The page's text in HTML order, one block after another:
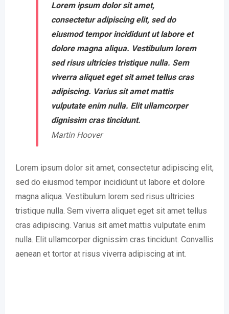
Lorem ipsum dolor sit amet,
consectetur adipiscing elit, sed do
eiusmod tempor incididunt ut labore et
dolore magna aliqua. Vestibulum lorem
sed risus ultricies tristique nulla. Sem
viverra aliquet eget sit amet tellus cras
adipiscing. Varius sit amet mattis
vulputate enim nulla. Elit ullamcorper
dignissim cras tincidunt.
Martin Hoover
Lorem ipsum dolor sit amet, consectetur adipiscing elit,
sed do eiusmod tempor incididunt ut labore et dolore
magna aliqua. Vestibulum lorem sed risus ultricies
tristique nulla. Sem viverra aliquet eget sit amet tellus
cras adipiscing. Varius sit amet mattis vulputate enim
nulla. Elit ullamcorper dignissim cras tincidunt. Convallis
aenean et tortor at risus viverra adipiscing at int.